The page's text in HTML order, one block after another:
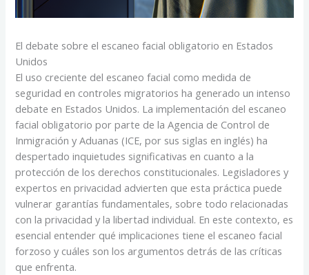
El debate sobre el escaneo facial obligatorio en Estados
Unidos
El uso creciente del escaneo facial como medida de
seguridad en controles migratorios ha generado un intenso
debate en Estados Unidos. La implementación del escaneo
facial obligatorio por parte de la Agencia de Control de
Inmigración y Aduanas (ICE, por sus siglas en inglés) ha
despertado inquietudes significativas en cuanto a la
protección de los derechos constitucionales. Legisladores y
expertos en privacidad advierten que esta práctica puede
vulnerar garantías fundamentales, sobre todo relacionadas
con la privacidad y la libertad individual. En este contexto, es
esencial entender qué implicaciones tiene el escaneo facial
forzoso y cuáles son los argumentos detrás de las críticas
que enfrenta.